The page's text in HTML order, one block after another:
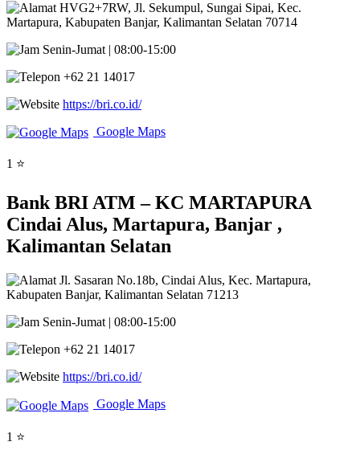
HVG2+7RW, Jl. Sekumpul, Sungai Sipai, Kec.
Martapura, Kabupaten Banjar, Kalimantan Selatan 70714
Senin-Jumat | 08:00-15:00
+62 21 14017
https://bri.co.id/
Google Maps
1 ⭐
Bank BRI ATM – KC MARTAPURA
Cindai Alus, Martapura, Banjar ,
Kalimantan Selatan
Jl. Sasaran No.18b, Cindai Alus, Kec. Martapura,
Kabupaten Banjar, Kalimantan Selatan 71213
Senin-Jumat | 08:00-15:00
+62 21 14017
https://bri.co.id/
Google Maps
1 ⭐